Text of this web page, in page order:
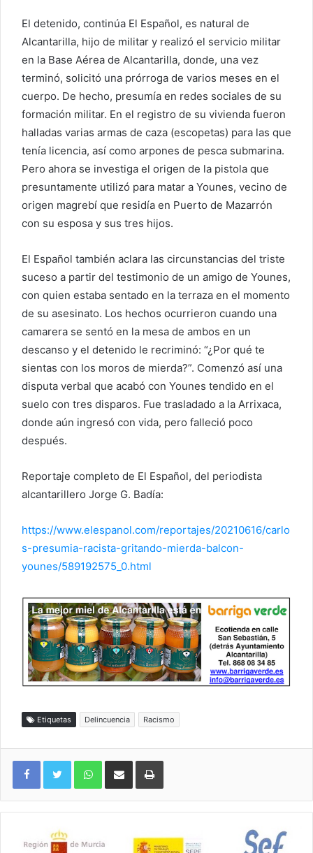
El detenido, continúa El Español, es natural de
Alcantarilla, hijo de militar y realizó el servicio militar
en la Base Aérea de Alcantarilla, donde, una vez
terminó, solicitó una prórroga de varios meses en el
cuerpo. De hecho, presumía en redes sociales de su
formación militar. En el registro de su vivienda fueron
halladas varias armas de caza (escopetas) para las que
tenía licencia, así como arpones de pesca submarina.
Pero ahora se investiga el origen de la pistola que
presuntamente utilizó para matar a Younes, vecino de
origen magrebí que residía en Puerto de Mazarrón
con su esposa y sus tres hijos.
El Español también aclara las circunstancias del triste
suceso a partir del testimonio de un amigo de Younes,
con quien estaba sentado en la terraza en el momento
de su asesinato. Los hechos ocurrieron cuando una
camarera se sentó en la mesa de ambos en un
descanso y el detenido le recriminó: “¿Por qué te
sientas con los moros de mierda?”. Comenzó así una
disputa verbal que acabó con Younes tendido en el
suelo con tres disparos. Fue trasladado a la Arrixaca,
donde aún ingresó con vida, pero falleció poco
después.
Reportaje completo de El Español, del periodista
alcantarillero Jorge G. Badía:
https://www.elespanol.com/reportajes/20210616/carlo
s-presumia-racista-gritando-mierda-balcon-
younes/589192575_0.html
Etiquetas Delincuencia Racismo
WhatsAppCompartir por correo electrónicoImprimir